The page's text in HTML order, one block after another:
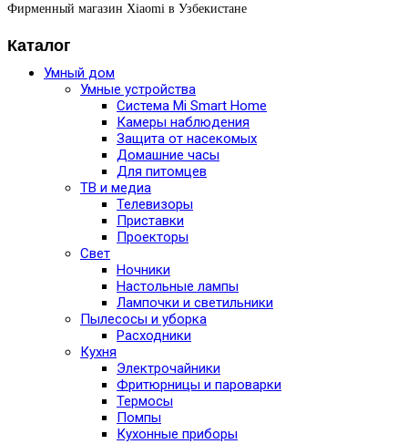
Фирменный магазин Xiaomi в Узбекистане
Каталог
Умный дом
Умные устройства
Система Mi Smart Home
Камеры наблюдения
Защита от насекомых
Домашние часы
Для питомцев
ТВ и медиа
Телевизоры
Приставки
Проекторы
Свет
Ночники
Настольные лампы
Лампочки и светильники
Пылесосы и уборка
Расходники
Кухня
Электрочайники
Фритюрницы и пароварки
Термосы
Помпы
Кухонные приборы